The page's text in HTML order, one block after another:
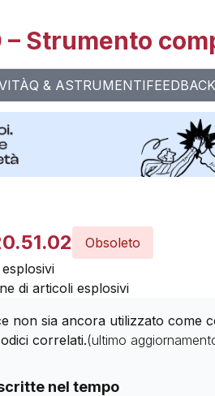
– Strumento
Q & ASTRUMENTIFEEDBACK
Obsoleto
di articoli esplosivi
non sia ancora utilizzato come
correlati.(ultimo
nel tempo
con codice ATECO